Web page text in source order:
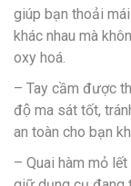
giúp bạn thoải
khác nhau mà
oxy hoá.
– Tay cầm được
độ ma sát tốt,
an toàn cho bạn
– Quai hàm mỏ